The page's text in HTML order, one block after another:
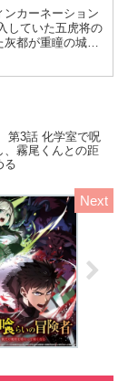
ンカーネーション
していた五虎将の
都が重瞳の城へ
第3話 化学室で呪
、霧尾くんとの距
る